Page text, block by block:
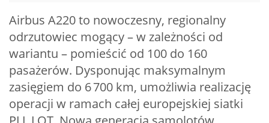
Airbus A220 to nowoczesny, regionalny
odrzutowiec mogący – w zależności od
wariantu – pomieścić od 100 do 160
pasażerów. Dysponując maksymalnym
zasięgiem do 6 700 km, umożliwia realizację
operacji w ramach całej europejskiej siatki